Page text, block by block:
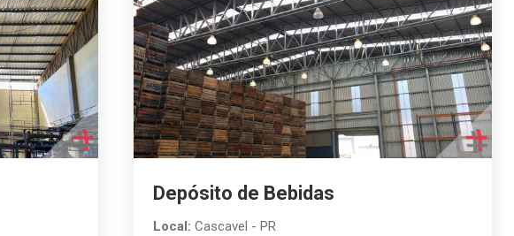
Depósito de Bebidas
Local: Cascavel - PR